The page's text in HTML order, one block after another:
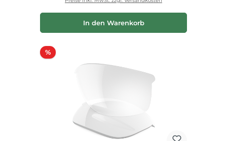
In den Warenkorb
%Rabatt